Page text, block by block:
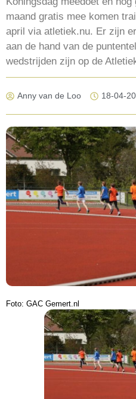
maand gratis mee komen
april via atletiek.nu. Er zijn
aan de hand van de
wedstrijden zijn op de
Anny van de Loo 18-04-
Foto: GAC Gemert.nl